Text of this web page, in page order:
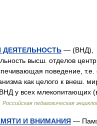
— (ВНД),
высш. отделов
поведение, т.е.
как целого к внеш.
у всех млекопитающих
Российская педагогическая
И ВНИМАНИЯ —